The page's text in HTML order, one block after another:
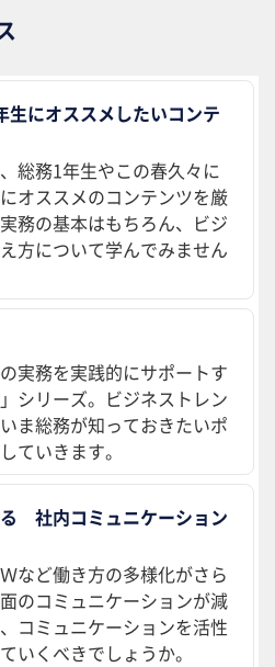
生にオススメしたいコンテ
総務1年生やこの春久々に
オススメのコンテンツを厳
務の基本はもちろん、ビジ
方について学んでみません
実務を実践的にサポートす
シリーズ。ビジネストレン
ま総務が知っておきたいポ
ていきます。
社内コミュニケーション
など働き方の多様化がさら
のコミュニケーションが減
コミュニケーションを活性
いくべきでしょうか。